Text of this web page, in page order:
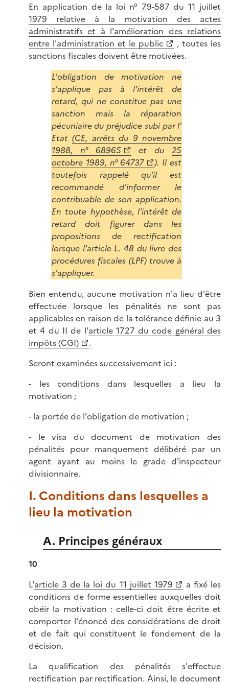
En application de la loi n° 79-587 du 11 juillet
1979 relative à la motivation des actes
administratifs et à l'amélioration des relations
entre l'administration et le public
, toutes les
sanctions fiscales doivent être motivées.
L'obligation de motivation ne
s'applique pas à l'intérêt de
retard, qui ne constitue pas une
sanction mais la réparation
pécuniaire du préjudice subi par l'
Etat(CE, arrêts du 9 novembre
1988, n° 68965
et du25
octobre 1989, n° 64737
). Il est
toutefois rappelé qu'il est
recommandé d'informer le
contribuable de son application.
En toute hypothèse, l'intérêt de
retard doit figurer dans les
propositions de rectification
lorsque l'article L. 48 du livre des
procédures fiscales (LPF) trouve à
s'appliquer.
Bien entendu, aucune motivation n'a lieu d'être
effectuée lorsque les pénalités ne sont pas
applicables en raison de la tolérance définie au 3
et 4 du II de l'article 1727 du code général des
impôts (CGI)
.
Seront examinées successivement ici :
- les conditions dans lesquelles a lieu la
motivation ;
- la portée de l'obligation de motivation ;
- le visa du document de motivation des
pénalités pour manquement délibéré par un
agent ayant au moins le grade d'inspecteur
divisionnaire.
I. Conditions dans lesquelles a
lieu la motivation
A. Principes généraux
10
L'article 3 de la loi du 11 juillet 1979
a fixé les
conditions de forme essentielles auxquelles doit
obéir la motivation : celle-ci doit être écrite et
comporter l'énoncé des considérations de droit
et de fait qui constituent le fondement de la
décision.
La qualification des pénalités s'effectue
rectification par rectification. Ainsi, le document